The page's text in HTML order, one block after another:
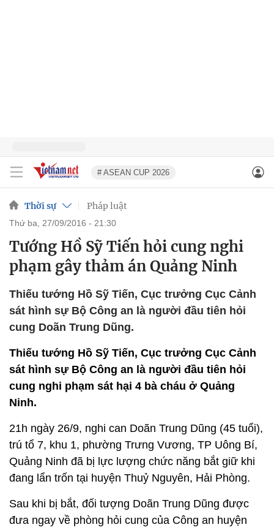
# ASEAN CUP 2026
Thời sự Pháp luật
thứ ba, 27/09/2016 - 21:30
Tướng Hồ Sỹ Tiến hỏi cung nghi
phạm gây thảm án Quảng Ninh
Thiếu tướng Hồ Sỹ Tiến, Cục trưởng Cục Cảnh
sát hình sự Bộ Công an là người đầu tiên hỏi
cung Doãn Trung Dũng.
Thiếu tướng Hồ Sỹ Tiến, Cục trưởng Cục Cảnh
sát hình sự Bộ Công an là người đầu tiên hỏi
cung nghi phạm sát hại 4 bà cháu ở Quảng
Ninh.
21h ngày 26/9, nghi can Doãn Trung Dũng (45 tuổi),
trú tổ 7, khu 1, phường Trưng Vương, TP Uông Bí,
Quảng Ninh đã bị lực lượng chức năng bắt giữ khi
đang lẩn trốn tại huyện Thuỷ Nguyên, Hải Phòng.
Sau khi bị bắt, đối tượng Doãn Trung Dũng được
đưa ngay về phòng hỏi cung của Công an huyện